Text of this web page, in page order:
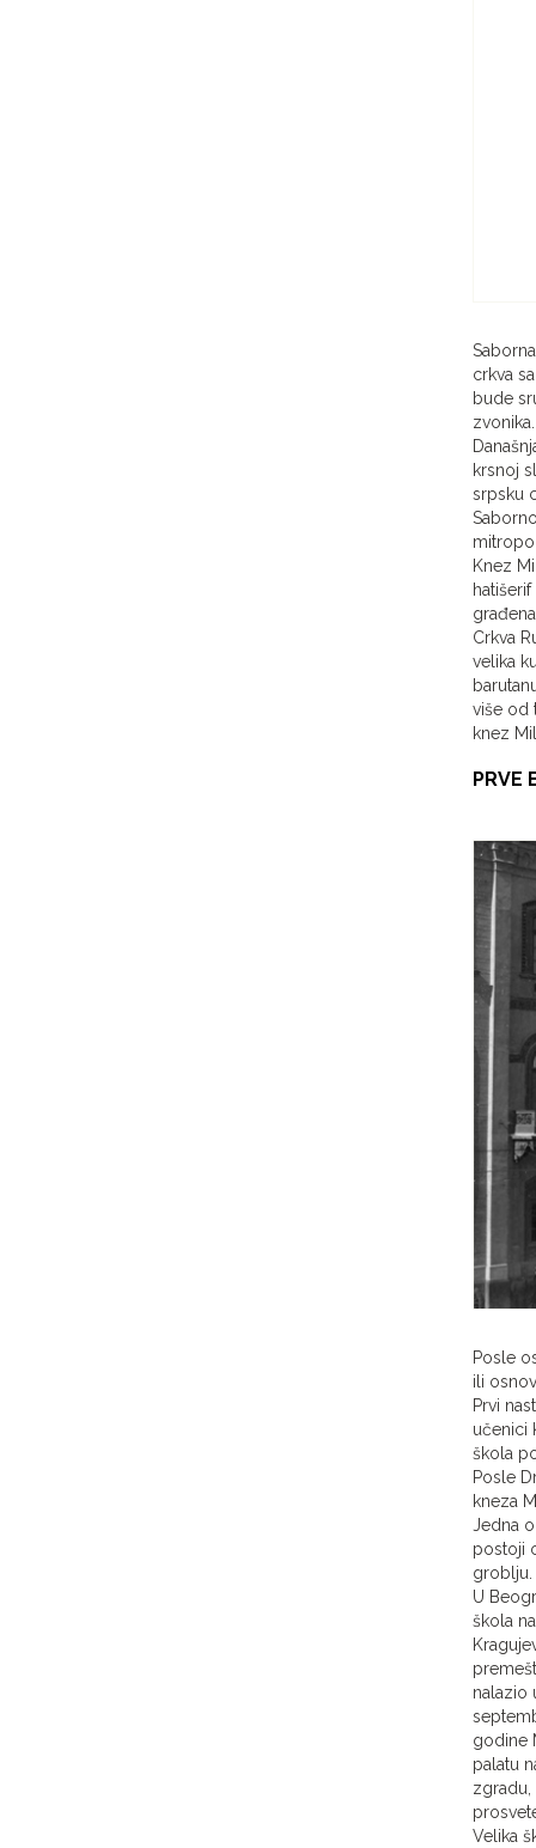
crkva
bude
krsnoj
srpsku
Knez
Crkva
velika
više od
knez
PRVE
Posle
ili
Prvi
učenici
škola
Posle
kneza
Jedna
postoji
groblju.
U
škola
nalazio
godine
palatu
zgradu,
Velika